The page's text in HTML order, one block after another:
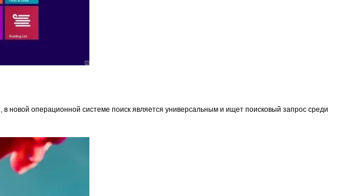
в новой операционной системе поиск является универсальным и ищет поисковый запрос среди